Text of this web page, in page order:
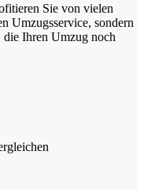
Sie von vielen
Umzugsservice, sondern
die Ihren Umzug noch